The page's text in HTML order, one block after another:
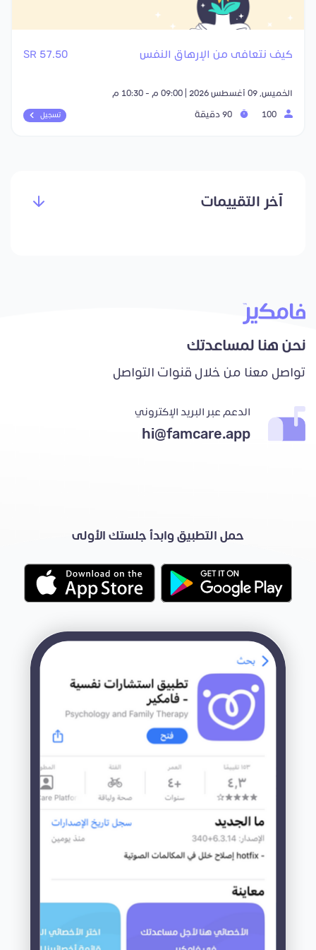
كيف نتعافى من الإرهاق النفس 57.50 SR
الخميس, 09 أغسطس 2026 | 09:00 م - 10:30 م
تسجيل
آخر التقييمات
نحن هنا لمساعدتك
تواصل معنا من خلال قنوات التواصل
الدعم عبر البريد الإكتروني
hi@famcare.app
حمل التطبيق وابدأ جلستك الأولى